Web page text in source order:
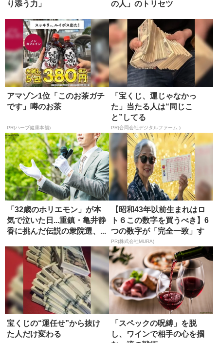
り添う力」 の人」のトリセツ
アマゾン1位「このお茶ガチ
です」噂のお茶
PR(ハーブ健康本舗)
「宝くじ、運じゃなかっ
た」当たる人は“同じこ
と”してる
PR(合同会社デジタルファーム )
「32歳のホリエモン」が本
気で泣いた日...重鎮・亀井静
香に挑んだ伝説の衆院選、...
【昭和43年以前生まれはロ
ト６この数字を買うべき】6
つの数字が「完全一致」す
る方...
PR(株式会社MURA)
宝くじの“運任せ”から抜け
た人だけ変わる
「スペックの呪縛」を脱
し、ワインで相手の心を掴